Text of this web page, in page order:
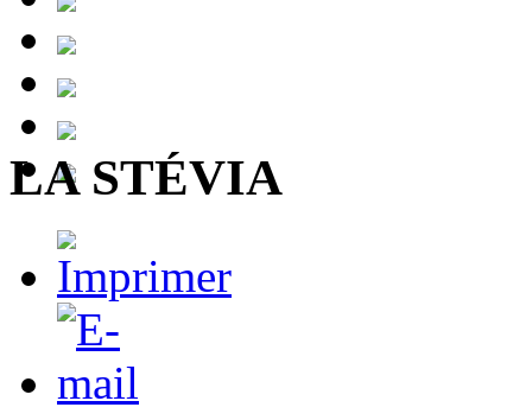
LA STÉVIA